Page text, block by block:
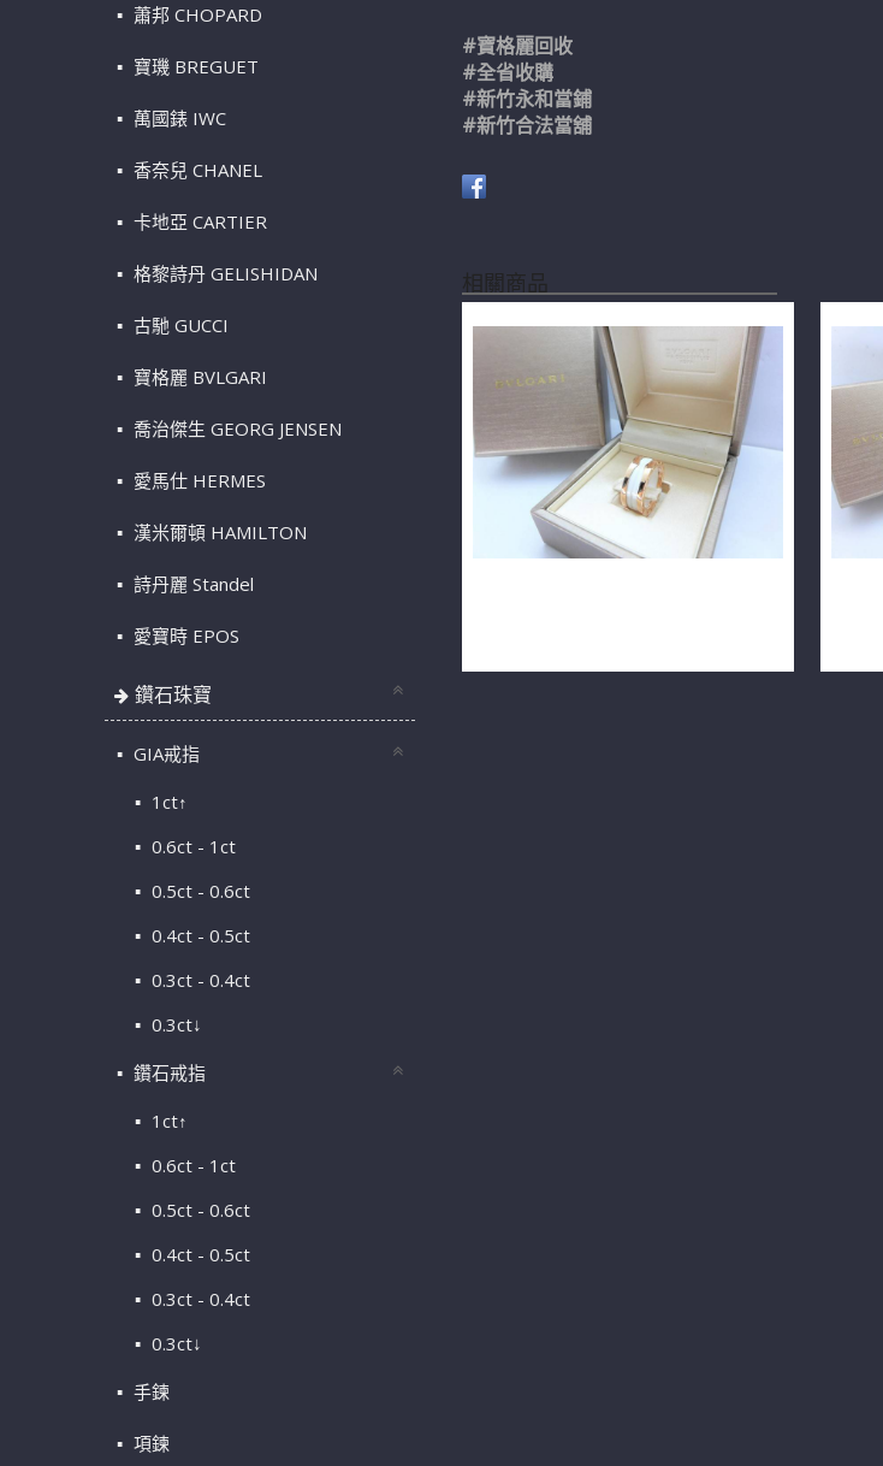
蕭邦 CHOPARD
寶璣 BREGUET
萬國錶 IWC
香奈兒 CHANEL
卡地亞 CARTIER
格黎詩丹 GELISHIDAN
古馳 GUCCI
寶格麗 BVLGARI
喬治傑生 GEORG JENSEN
愛馬仕 HERMES
漢米爾頓 HAMILTON
詩丹麗 Standel
愛寶時 EPOS
鑽石珠寶
GIA戒指
1ct↑
0.6ct - 1ct
0.5ct - 0.6ct
0.4ct - 0.5ct
0.3ct - 0.4ct
0.3ct↓
鑽石戒指
1ct↑
0.6ct - 1ct
0.5ct - 0.6ct
0.4ct - 0.5ct
0.3ct - 0.4ct
0.3ct↓
手鍊
項鍊
#寶格麗回收
#全省收購
#新竹永和當鋪
#新竹合法當舖
相關商品